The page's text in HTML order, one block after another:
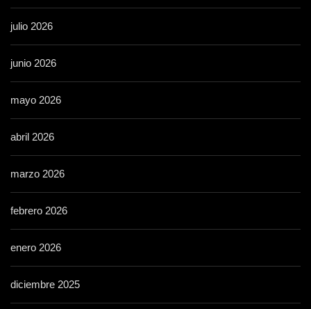
julio 2026
junio 2026
mayo 2026
abril 2026
marzo 2026
febrero 2026
enero 2026
diciembre 2025